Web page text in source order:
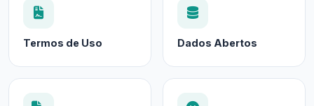
Termos de Uso Dados Abertos